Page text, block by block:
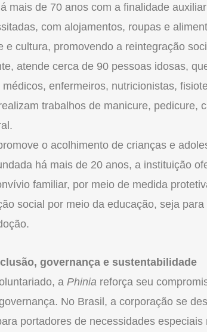
mais de 70 anos com a finalidade
com alojamentos, roupas e
e cultura, promovendo a reintegração
atende cerca de 90 pessoas idosas,
enfermeiros, nutricionistas,
trabalhos de manicure, pedicure,
o acolhimento de crianças e
há mais de 20 anos, a instituição
familiar, por meio de medida
social por meio da educação, seja
governança e sustentabilidade
a Phinia reforça seu
No Brasil, a corporação se
portadores de necessidades